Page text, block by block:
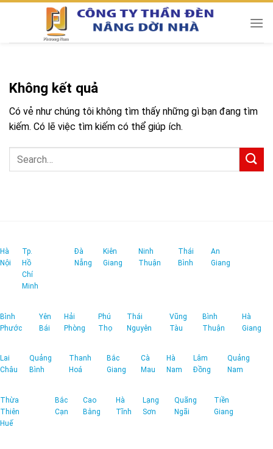
Chuyển
Không kết quả
Có vẻ như chúng tôi không tìm thấy những gì bạn đang tìm
kiếm. Có lẽ việc tìm kiếm có thể giúp ích.
Hà
Nội
Tp.
Hồ
Chí
Minh
Đà
Nẵng
Kiên
Giang
Ninh
Thuận
Thái
Bình
An
Giang
Bình
Phước
Yên
Bái
Hải
Phòng
Phú
Thọ
Thái
Nguyên
Vũng
Tàu
Bình
Thuận
Hà
Giang
Lai
Châu
Quảng
Bình
Thanh
Hoá
Bắc
Giang
Cà
Mau
Hà
Nam
Lâm
Đồng
Quảng
Nam
Thừa
Thiên
Huế
Bắc
Cạn
Cao
Bằng
Hà
Tĩnh
Lạng
Sơn
Quãng
Ngãi
Tiền
Giang